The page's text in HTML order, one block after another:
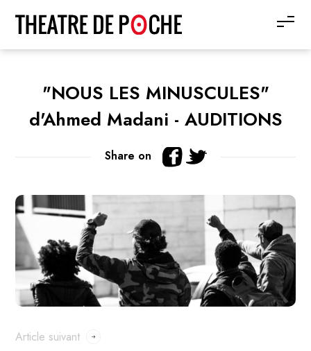
"NOUS LES MINUSCULES"
d'Ahmed Madani - AUDITIONS
Share on
Article suivant